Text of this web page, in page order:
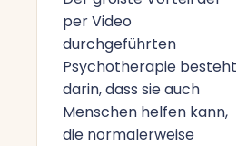
per Video
durchgeführten
Psychotherapie besteht
darin, dass sie auch
Menschen helfen kann,
die normalerweise